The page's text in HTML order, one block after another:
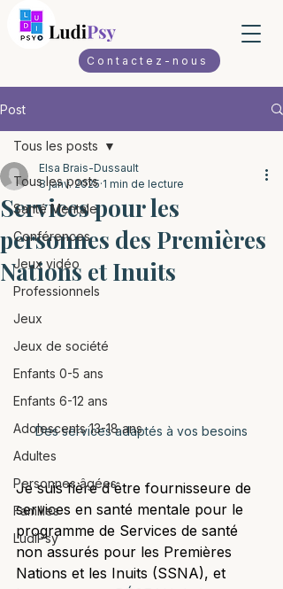
Contactez-nous
Post
Tous les posts
Santé Mentale
Conférences
Jeux vidéo
Professionnels
Jeux
Jeux de société
Enfants 0-5 ans
Enfants 6-12 ans
Adolescents 13-18 ans
Adultes
Personnes âgées
Familles
LudiPsy
Tous les posts
Services pour les
personnes des Premières
Nations et Inuits
Elsa Brais-Dussault
8 janv. 2025 1 min de lecture
Des services adaptés à vos besoins
Je suis fière d'être fournisseure de
services en santé mentale pour le
programme de Services de santé
non assurés pour les Premières
Nations et les Inuits (SSNA), et